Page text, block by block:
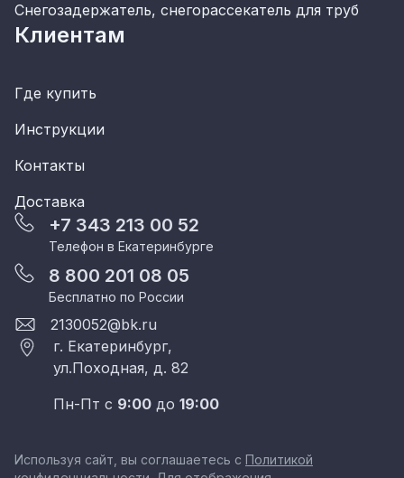
Снегозадержатель, снегорассекатель для труб
Клиентам
Где купить
Инструкции
Контакты
Доставка
+7 343 213 00 52
Телефон в Екатеринбурге
8 800 201 08 05
Бесплатно по России
2130052@bk.ru
г. Екатеринбург,
ул.Походная, д. 82
Пн-Пт с 9:00 до 19:00
Используя сайт, вы соглашаетесь с Политикой